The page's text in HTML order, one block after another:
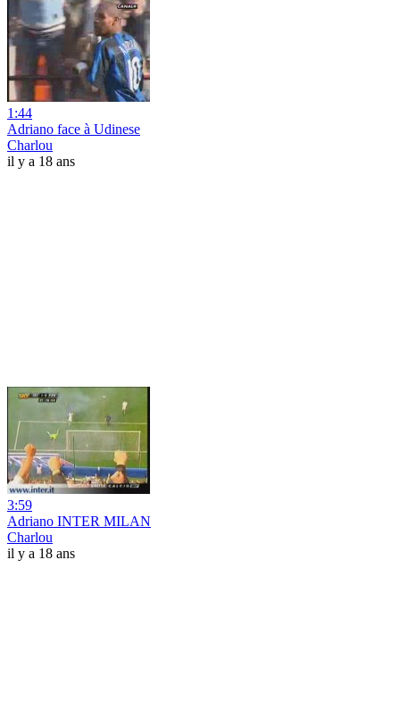
1:44
Adriano face à Udinese
Charlou
il y a 18 ans
3:59
Adriano INTER MILAN
Charlou
il y a 18 ans